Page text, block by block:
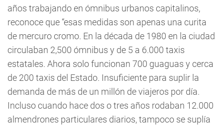
años trabajando en ómnibus urbanos capitalinos,
reconoce que “esas medidas son apenas una curita
de mercuro cromo. En la década de 1980 en la ciudad
circulaban 2,500 ómnibus y de 5 a 6.000 taxis
estatales. Ahora solo funcionan 700 guaguas y cerca
de 200 taxis del Estado. Insuficiente para suplir la
demanda de más de un millón de viajeros por día.
Incluso cuando hace dos o tres años rodaban 12.000
almendrones particulares diarios, tampoco se suplía